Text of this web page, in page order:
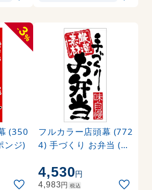
-
3
%
(350
ンジ)
フルカラー店頭幕 (772
4) 手づくり お弁当 (ポ
4,530円
4,983円 税込